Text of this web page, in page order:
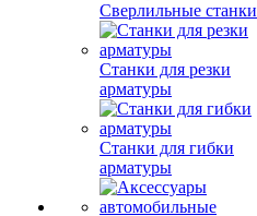
Сверлильные станки
Станки для резки
арматуры
Станки для гибки
арматуры